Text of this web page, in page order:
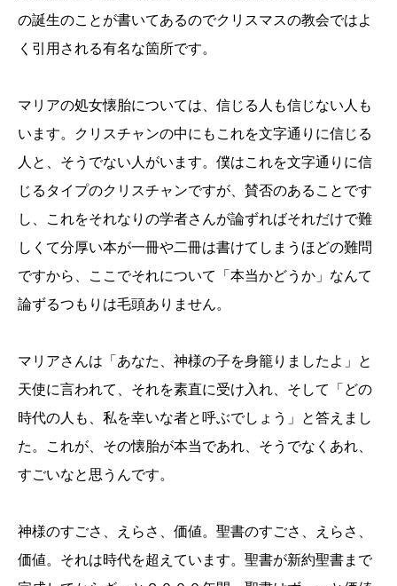
の誕生のことが書いてあるのでクリスマスの教会ではよ
く引用される有名な箇所です。
マリアの処女懐胎については、信じる人も信じない人も
います。クリスチャンの中にもこれを文字通りに信じる
人と、そうでない人がいます。僕はこれを文字通りに信
じるタイプのクリスチャンですが、賛否のあることです
し、これをそれなりの学者さんが論ずればそれだけで難
しくて分厚い本が一冊や二冊は書けてしまうほどの難問
ですから、ここでそれについて「本当かどうか」なんて
論ずるつもりは毛頭ありません。
マリアさんは「あなた、神様の子を身籠りましたよ」と
天使に言われて、それを素直に受け入れ、そして「どの
時代の人も、私を幸いな者と呼ぶでしょう」と答えまし
た。これが、その懐胎が本当であれ、そうでなくあれ、
すごいなと思うんです。
神様のすごさ、えらさ、価値。聖書のすごさ、えらさ、
価値。それは時代を超えています。聖書が新約聖書まで